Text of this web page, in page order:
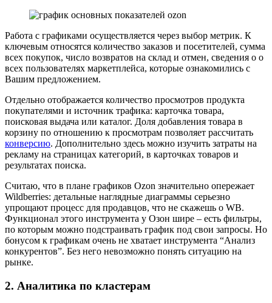
Работа с графиками осуществляется через выбор метрик. К
ключевым относятся количество заказов и посетителей, сумма
всех покупок, число возвратов на склад и отмен, сведения о о
всех пользователях маркетплейса, которые ознакомились с
Вашим предложением.
Отдельно отображается количество просмотров продукта
покупателями и источник трафика: карточка товара,
поисковая выдача или каталог. Доля добавления товара в
корзину по отношению к просмотрам позволяет рассчитать
конверсию. Дополнительно здесь можно изучить затраты на
рекламу на страницах категорий, в карточках товаров и
результатах поиска.
Считаю, что в плане графиков Ozon значительно опережает
Wildberries: детальные наглядные диаграммы серьезно
упрощают процесс для продавцов, что не скажешь о WB.
Функционал этого инструмента у Озон шире – есть фильтры,
по которым можно подстраивать график под свои запросы. Но
бонусом к графикам очень не хватает инструмента “Анализ
конкурентов”. Без него невозможно понять ситуацию на
рынке.
2. Аналитика по кластерам